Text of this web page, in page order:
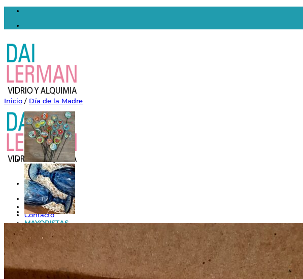
Saltar
contenido
Inicio
Nosotros
Contacto
MAYORISTAS
TIENDA
Inicio / Día de la Madre